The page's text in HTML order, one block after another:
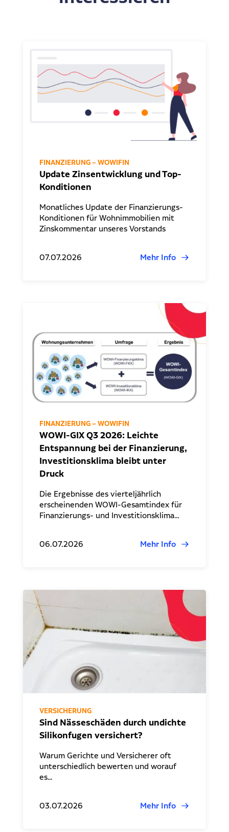
FINANZIERUNG – WOWIFIN
Update Zinsentwicklung und Top-
Konditionen
Monatliches Update der Finanzierungs-
Konditionen für Wohnimmobilien mit
Zinskommentar unseres Vorstands
07.07.2026 Mehr Info
FINANZIERUNG – WOWIFIN
WOWI-GIX Q3 2026: Leichte
Entspannung bei der Finanzierung,
Investitionsklima bleibt unter
Druck
Die Ergebnisse des vierteljährlich
erscheinenden WOWI-Gesamtindex für
Finanzierungs- und Investitionsklima…
06.07.2026 Mehr Info
VERSICHERUNG
Sind Nässeschäden durch undichte
Silikonfugen versichert?
Warum Gerichte und Versicherer oft
unterschiedlich bewerten und worauf
es…
03.07.2026 Mehr Info